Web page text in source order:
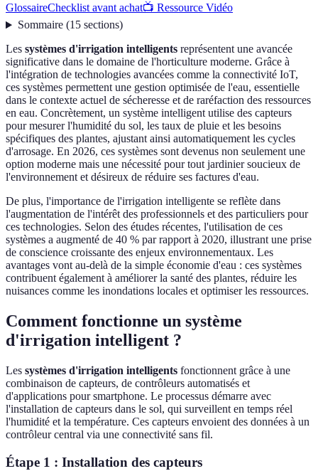
GlossaireChecklist avant achat📺 Ressource Vidéo
Sommaire(15 sections)
Les systèmes d'irrigation intelligents représentent une avancée
significative dans le domaine de l'horticulture moderne. Grâce à
l'intégration de technologies avancées comme la connectivité IoT,
ces systèmes permettent une gestion optimisée de l'eau, essentielle
dans le contexte actuel de sécheresse et de raréfaction des ressources
en eau. Concrètement, un système intelligent utilise des capteurs
pour mesurer l'humidité du sol, les taux de pluie et les besoins
spécifiques des plantes, ajustant ainsi automatiquement les cycles
d'arrosage. En 2026, ces systèmes sont devenus non seulement une
option moderne mais une nécessité pour tout jardinier soucieux de
l'environnement et désireux de réduire ses factures d'eau.
De plus, l'importance de l'irrigation intelligente se reflète dans
l'augmentation de l'intérêt des professionnels et des particuliers pour
ces technologies. Selon des études récentes, l'utilisation de ces
systèmes a augmenté de 40 % par rapport à 2020, illustrant une prise
de conscience croissante des enjeux environnementaux. Les
avantages vont au-delà de la simple économie d'eau : ces systèmes
contribuent également à améliorer la santé des plantes, réduire les
nuisances comme les inondations locales et optimiser les ressources.
Comment fonctionne un système
d'irrigation intelligent ?
Les systèmes d'irrigation intelligents fonctionnent grâce à une
combinaison de capteurs, de contrôleurs automatisés et
d'applications pour smartphone. Le processus démarre avec
l'installation de capteurs dans le sol, qui surveillent en temps réel
l'humidité et la température. Ces capteurs envoient des données à un
contrôleur central via une connectivité sans fil.
Étape 1 : Installation des capteurs